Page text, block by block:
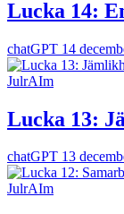
Lucka 14:
chatGPT 14
JulrAIm
Lucka 13:
chatGPT 13
JulrAIm